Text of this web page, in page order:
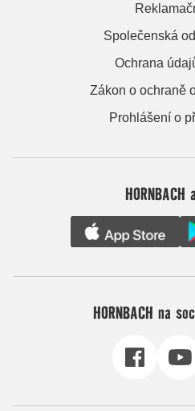
Společenská
Ochrana
Zákon o ochraně
Prohlášení o
HORNBACH
HORNBACH na